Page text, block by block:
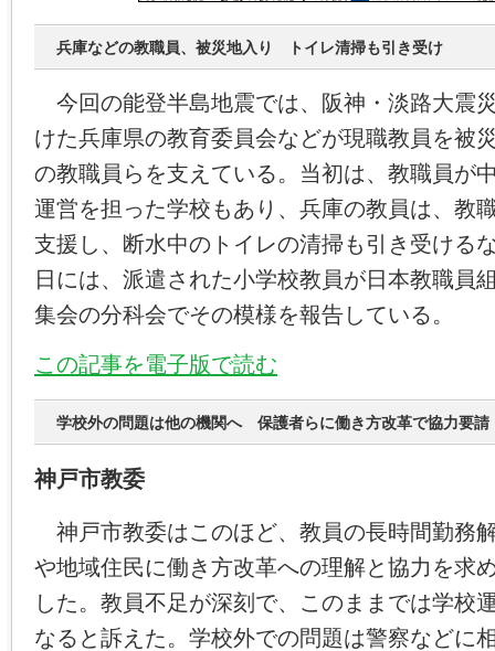
兵庫などの教職員、被災地入り トイレ清掃も引き受け
今回の能登半島地震では、阪神・淡路大震
けた兵庫県の教育委員会などが現職教員を被
の教職員らを支えている。当初は、教職員が
運営を担った学校もあり、兵庫の教員は、教
支援し、断水中のトイレの清掃も引き受ける
日には、派遣された小学校教員が日本教職員
集会の分科会でその模様を報告している。
この記事を電子版で読む
学校外の問題は他の機関へ 保護者らに働き方改革で協力要請
神戸市教委
神戸市教委はこのほど、教員の長時間勤務
や地域住民に働き方改革への理解と協力を求
した。教員不足が深刻で、このままでは学校
なると訴えた。学校外での問題は警察などに